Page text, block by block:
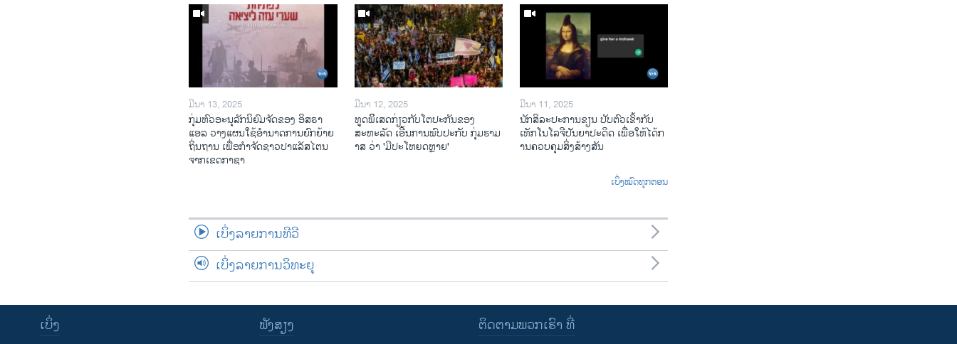
ມີນາ 13, 2025
ກຸ່ມຫົວອະນຸລັກນິຍົມຈັດຂອງ ອິສຣາ
ແອລ ວາງແຜນໃຊ້ອຳນາດການຍົກຍ້າຍ
ຖິ່ນຖານ ເພື່ອກຳຈັດຊາວປາແລັສໄຕນ
ຈາກເຂດກາຊາ
ມີນາ 12, 2025
ທູດພິິເສດກ່ຽວກັບໂຕປະກັນຂອງ
ສະຫະລັດ ເອີ້ນການພົບປະກັບ ກຸ່ມຮາມ
າສ ວ່າ 'ມີປະໂຫຍດຫຼາຍ'
ມີນາ 11, 2025
ນັກ​ສິ​ລະ​ປະ​ການ​ຂຽນ ປັບ​ຕົວ​ເຂົ້າ​ກັບ​
ເທັກ​ໂນ​ໂລ​ຈີ​ປັນ​ຍາ​ປະ​ດິດ ເພື່ອ​ໃຫ້​ໄດ້​ກ​
ານ​ຄວບ​ຄຸມ​ສິ່ງ​ສ້າງ​ສັນ
ເບິ່ງໝົດທຸກຕອນ
ເບິ່ງລາຍການທີວີ
ເບິ່ງລາຍການວິທະຍຸ
ຕິດຕາມພວກເຮົາ ທີ່
ເບິ່ງ ຟັງສຽງ